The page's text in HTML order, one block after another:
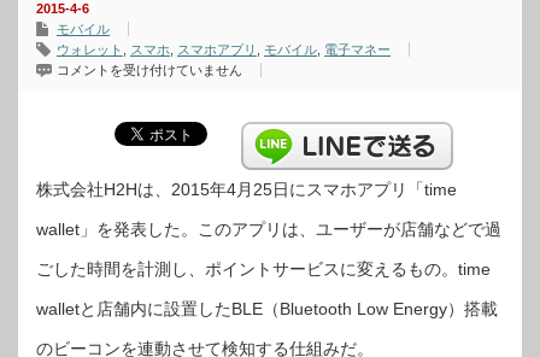
2015-4-6
モバイル
ウォレット
スマホ スマホアプリ モバイル 電子マネー
株
た
時
が
ン
に
変
る
コメントを受け付けていません
株式会社H2Hは、2015年4月25日にスマホアプリ「time
wallet」を発表した。このアプリは、ユーザーが店舗などで過
ごした時間を計測し、ポイントサービスに変えるもの。time
walletと店舗内に設置したBLE（Bluetooth Low Energy）搭載
のビーコンを連動させて検知する仕組みだ。